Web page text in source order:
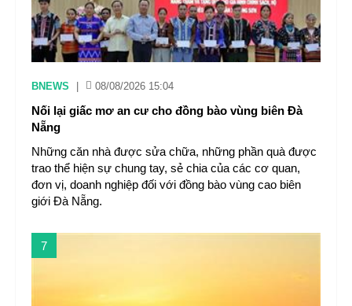
BNEWS 08/08/2026 15:04
Nối lại giấc mơ an cư cho đồng bào vùng biên Đà
Nẵng
Những căn nhà được sửa chữa, những phần quà được
trao thể hiện sự chung tay, sẻ chia của các cơ quan,
đơn vị, doanh nghiệp đối với đồng bào vùng cao biên
giới Đà Nẵng.
7